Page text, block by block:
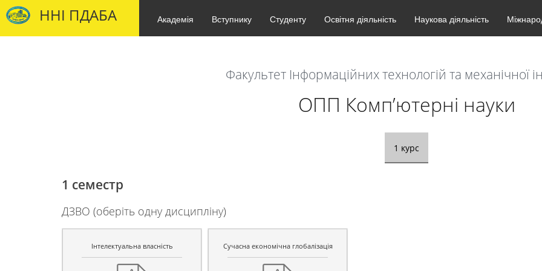
ННІ ПДАБА Академія Вступнику Студенту Освітня діяльність Наукова діяльність
Факультет Інформаційних технологій та механічної
ОПП Комп’ютерні науки
1 курс
1 семестр
ДЗВО (оберіть одну дисципліну)
Інтелектуальна власність Сучасна економічна глобалізація